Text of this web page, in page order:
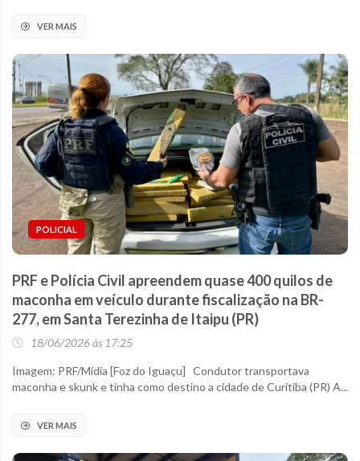
VER MAIS
POLICIAL
PRF e Polícia Civil apreendem quase 400 quilos de
maconha em veículo durante fiscalização na BR-
277, em Santa Terezinha de Itaipu (PR)
18/06/2026 às 17:25
Imagem: PRF/Mídia [Foz do Iguaçu] Condutor transportava
maconha e skunk e tinha como destino a cidade de Curitiba (PR) A...
VER MAIS